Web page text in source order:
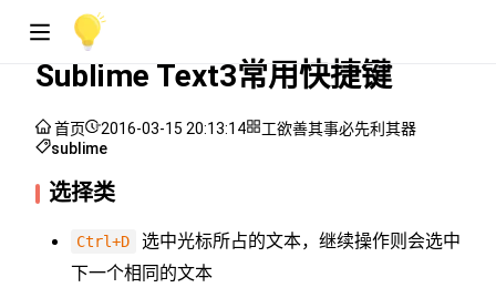
Sublime Text3常用快捷键
首页 2016-03-15 20:13:14
工欲善其事必先利其器
sublime
选择类
Ctrl+D
选中光标所占的文本，继续操作则会选中
下一个相同的文本